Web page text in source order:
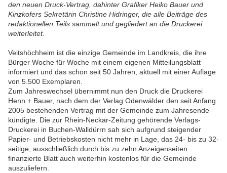
den neuen Druck-Vertrag, dahinter Grafiker Heiko Bauer und
Kinzkofers Sekretärin Christine Hidringer, die alle Beiträge des
redaktionellen Teils sammelt und gegliedert an die Druckerei
weiterleitet.
Veitshöchheim ist die einzige Gemeinde im Landkreis, die ihre
Bürger Woche für Woche mit einem eigenen Mitteilungsblatt
informiert und das schon seit 50 Jahren, aktuell mit einer Auflage
von 5.500 Exemplaren.
Zum Jahreswechsel übernimmt nun den Druck die Druckerei
Henn + Bauer, nach dem der Verlag Odenwälder den seit Anfang
2005 bestehenden Vertrag mit der Gemeinde zum Jahresende
kündigte. Die zur Rhein-Neckar-Zeitung gehörende Verlags-
Druckerei in Buchen-Walldürrn sah sich aufgrund steigender
Papier- und Betriebskosten nicht mehr in Lage, das 24- bis zu 32-
seitige, ausschließlich durch bis zu zehn Anzeigenseiten
finanzierte Blatt auch weiterhin kostenlos für die Gemeinde
auszuliefern.